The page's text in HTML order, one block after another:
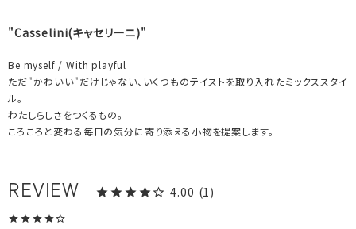
"Casselini(キャセリーニ)"
Be myself / With playful
ただ"かわいい"だけじゃない、いくつものテイストを取り入れたミックススタイ
ル。
わたしらしさをつくるもの。
ころころと変わる毎日の気分に寄り添える小物を提案します。
4.00 1